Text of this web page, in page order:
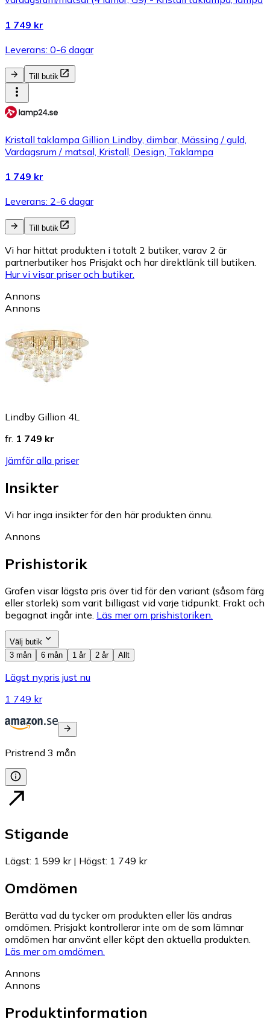
1 749 kr
Leverans: 0-6 dagar
Till butik
Kristall taklampa Gillion Lindby, dimbar, Mässing / guld,
Vardagsrum / matsal, Kristall, Design, Taklampa
1 749 kr
Leverans: 2-6 dagar
Till butik
Vi har hittat produkten i totalt 2 butiker, varav 2 är
partnerbutiker hos Prisjakt och har direktlänk till butiken.
Hur vi visar priser och butiker.
Annons
Annons
Lindby Gillion 4L
fr. 1 749 kr
Jämför alla priser
Insikter
Vi har inga insikter för den här produkten ännu.
Annons
Prishistorik
Grafen visar lägsta pris över tid för den variant (såsom färg
eller storlek) som varit billigast vid varje tidpunkt. Frakt och
begagnat ingår inte. Läs mer om prishistoriken.
Välj butik
3 mån
6 mån 1 år 2 år Allt
Lägst nypris just nu
1 749 kr
Pristrend 3 mån
Stigande
Lägst: 1 599 kr| Högst: 1 749 kr
Omdömen
Berätta vad du tycker om produkten eller läs andras
omdömen. Prisjakt kontrollerar inte om de som lämnar
omdömen har använt eller köpt den aktuella produkten.
Läs mer om omdömen.
Annons
Annons
Produktinformation